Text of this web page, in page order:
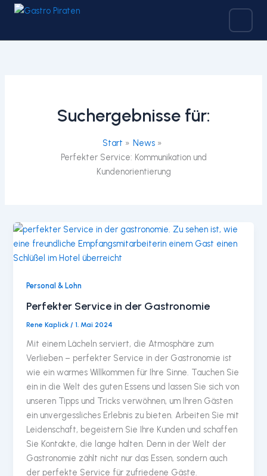
Zum
Suchergebnisse für:
Start
News
Perfekter Service: Kommunikation und
Kundenorientierung
Personal & Lohn
Perfekter Service in der Gastronomie
Rene Kaplick / 1. Mai 2024
Mit einem Lächeln serviert, die Atmosphäre zum
Verlieben – perfekter Service in der Gastronomie ist
wie ein warmes Willkommen für Ihre Sinne. Tauchen Sie
ein in die Welt des guten Essens und lassen Sie sich von
unseren Tipps und Tricks verwöhnen, um Ihren Gästen
ein unvergessliches Erlebnis zu bieten. Arbeiten Sie mit
Leidenschaft, begeistern Sie Ihre Kunden und schaffen
Sie Kontakte, die lange halten. Denn in der Welt der
Gastronomie zählt nicht nur das Essen, sondern auch
der perfekte Service für zufriedene Gäste.